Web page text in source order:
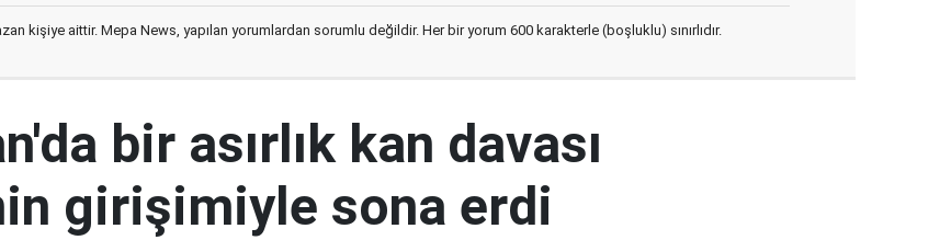
kişiye aittir. Mepa News, yapılan yorumlardan sorumlu değildir. Her bir yorum 600 karakterle (boşluklu) sınırlıdır.
bir asırlık kan davası
girişimiyle sona erdi